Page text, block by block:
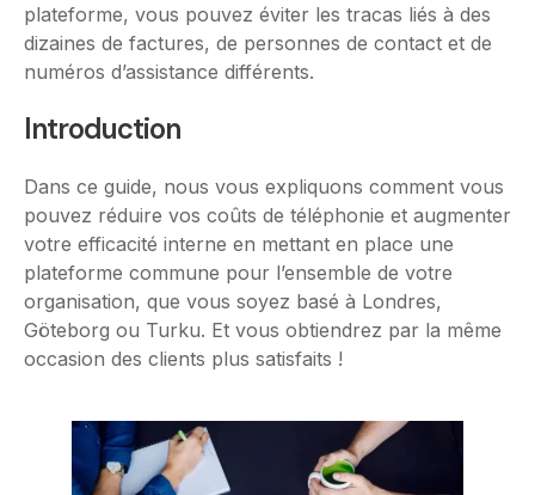
plateforme, vous pouvez éviter les tracas liés à des
dizaines de factures, de personnes de contact et de
numéros d’assistance différents.
Introduction
Dans ce guide, nous vous expliquons comment vous
pouvez réduire vos coûts de téléphonie et augmenter
votre efficacité interne en mettant en place une
plateforme commune pour l’ensemble de votre
organisation, que vous soyez basé à Londres,
Göteborg ou Turku. Et vous obtiendrez par la même
occasion des clients plus satisfaits !